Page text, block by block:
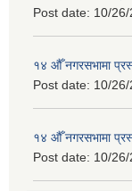
Post date: 10/
१४ औँ नगरसभामा
Post date: 10/
१४ औँ नगरसभामा
Post date: 10/